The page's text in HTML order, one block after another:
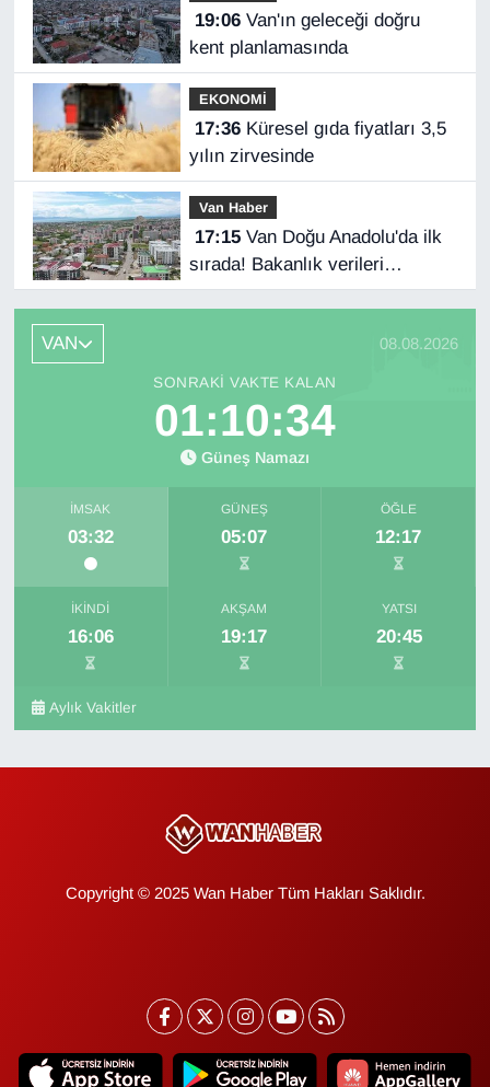
19:06Van'ın geleceği doğru
kent planlamasında
EKONOMİ
17:36Küresel gıda fiyatları 3,5
yılın zirvesinde
Van Haber
17:15Van Doğu Anadolu'da ilk
sırada! Bakanlık verileri
paylaştı…
VAN 08.08.2026
SONRAKI VAKTE KALAN
01:10:33
Güneş Namazı
İMSAK
03:32
GÜNEŞ
05:07
ÖĞLE
12:17
İKINDI
16:06
AKŞAM
19:17
YATSI
20:45
Aylık Vakitler
Copyright © 2025 Wan Haber Tüm Hakları Saklıdır.